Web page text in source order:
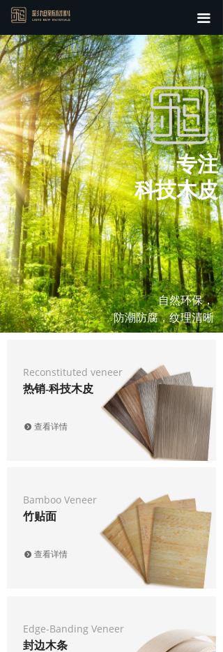
끀
首页
关于我们
新品热销
全部产品
行业资讯
专注
科技木皮
自然环保，
防潮防腐，纹理清晰
Reconstituted veneer
热销-科技木皮
뀹 查看详情
Bamboo Veneer
竹贴面
뀹 查看详情
Edge-Banding Veneer
封边木条